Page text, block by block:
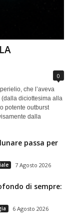
0
che l’aveva
diciottesima alla
potente outburst
dalla
passa per
7 Agosto 2026
di sempre:
6 Agosto 2026